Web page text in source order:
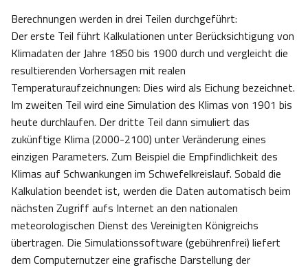
Berechnungen werden in drei Teilen durchgeführt:
Der erste Teil führt Kalkulationen unter Berücksichtigung von
Klimadaten der Jahre 1850 bis 1900 durch und vergleicht die
resultierenden Vorhersagen mit realen
Temperaturaufzeichnungen: Dies wird als Eichung bezeichnet.
Im zweiten Teil wird eine Simulation des Klimas von 1901 bis
heute durchlaufen. Der dritte Teil dann simuliert das
zukünftige Klima (2000-2100) unter Veränderung eines
einzigen Parameters. Zum Beispiel die Empfindlichkeit des
Klimas auf Schwankungen im Schwefelkreislauf. Sobald die
Kalkulation beendet ist, werden die Daten automatisch beim
nächsten Zugriff aufs Internet an den nationalen
meteorologischen Dienst des Vereinigten Königreichs
übertragen. Die Simulationssoftware (gebührenfrei) liefert
dem Computernutzer eine grafische Darstellung der